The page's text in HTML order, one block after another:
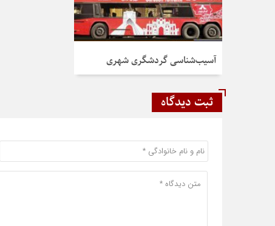
آسیب‌شناسی گردشگری شهری
ثبت دیدگاه